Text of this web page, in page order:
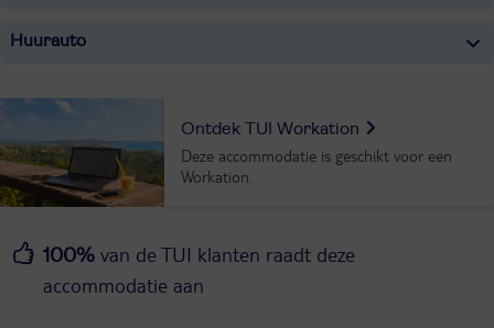
Huurauto
Ontdek TUI Workation
Deze accommodatie is geschikt voor een
Workation.
100%van de TUI klanten raadt deze
accommodatie aan